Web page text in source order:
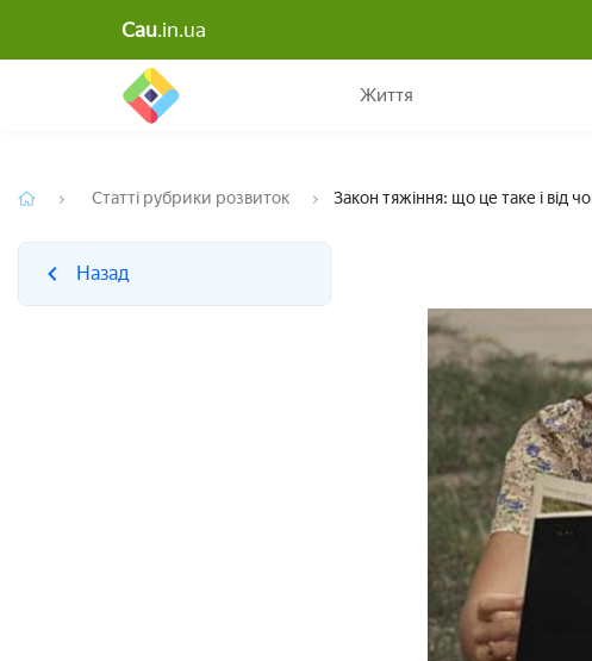
Cau.in.ua
Життя
Назад
Статті рубрики розвиток Закон тяжіння: що це таке і від
Назад